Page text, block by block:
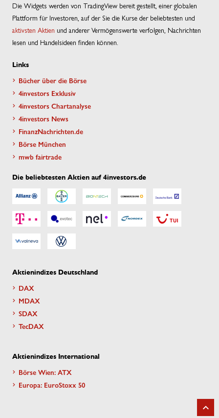
Die Widgets werden von TradingView bereit gestellt, einer globalen
Plattform für Investoren, auf der Sie die Kurse der beliebtesten und
aktivsten Aktien und anderer Vermögenswerte verfolgen, Nachrichten
lesen und Handelsideen finden können.
Links
Bücher über die Börse
4investors Exklusiv
4investors Chartanalyse
4investors News
FinanzNachrichten.de
Börse München
mwb fairtrade
Die beliebtesten Aktien auf 4investors.de
Aktienindizes Deutschland
DAX
MDAX
SDAX
TecDAX
Aktienindizes International
Börse Wien: ATX
Europa: EuroStoxx 50